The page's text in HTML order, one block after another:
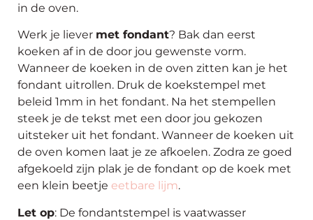
in de oven.
Werk je liever met fondant? Bak dan eerst
koeken af in de door jou gewenste vorm.
Wanneer de koeken in de oven zitten kan je het
fondant uitrollen. Druk de koekstempel met
beleid 1mm in het fondant. Na het stempellen
steek je de tekst met een door jou gekozen
uitsteker uit het fondant. Wanneer de koeken uit
de oven komen laat je ze afkoelen. Zodra ze goed
afgekoeld zijn plak je de fondant op de koek met
een klein beetje eetbare lijm.
Let op: De fondantstempel is vaatwasser